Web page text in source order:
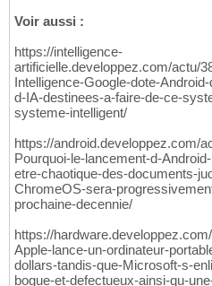
Voir aussi :
https://intelligence-
artificielle.developpez.com/actu/
Intelligence-Google-dote-
d-IA-destinees-a-faire-de-ce-
systeme-intelligent/
https://android.developpez.com/
Pourquoi-le-lancement-d-
etre-chaotique-des-documents-
ChromeOS-sera-
prochaine-decennie/
https://
Apple-lance-un-ordinateur-
dollars-tandis-que-Microsoft-s-
bogue-et-defectueux-ainsi-qu-